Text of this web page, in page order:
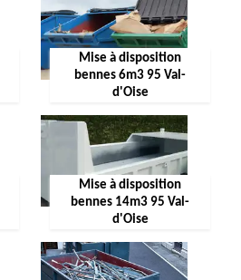
Mise à disposition
bennes 6m3 95 Val-
d'Oise
Mise à disposition
bennes 14m3 95 Val-
d'Oise